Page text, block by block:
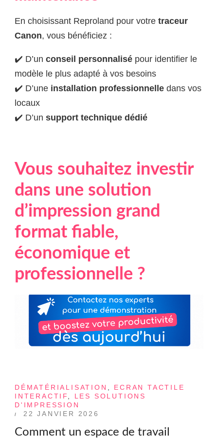
En choisissant Reproland pour votre traceur
Canon, vous bénéficiez :
✔️ D’un conseil personnalisé pour identifier le
modèle le plus adapté à vos besoins
✔️ D’une installation professionnelle dans vos
locaux
✔️ D’un support technique dédié
Vous souhaitez investir
dans une solution
d’impression grand
format fiable,
économique et
professionnelle ?
DÉMATÉRIALISATION
ECRAN TACTILE
INTERACTIF
LES SOLUTIONS
D'IMPRESSION
22 JANVIER 2026
Comment un espace de travail